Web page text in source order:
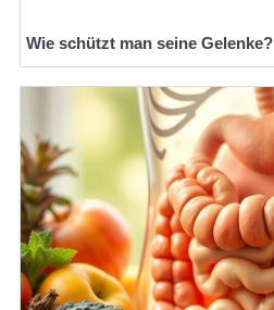
Wie schützt man seine Gelenke?